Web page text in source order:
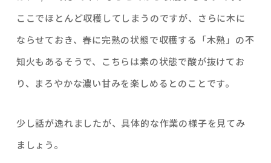
ここでほとんど収穫してしまうのですが、さらに木に
ならせておき、春に完熟の状態で収穫する「木熟」の不
知火もあるそうで、こちらは素の状態で酸が抜けてお
り、まろやかな濃い甘みを楽しめるとのことです。
少し話が逸れましたが、具体的な作業の様子を見てみ
ましょう。